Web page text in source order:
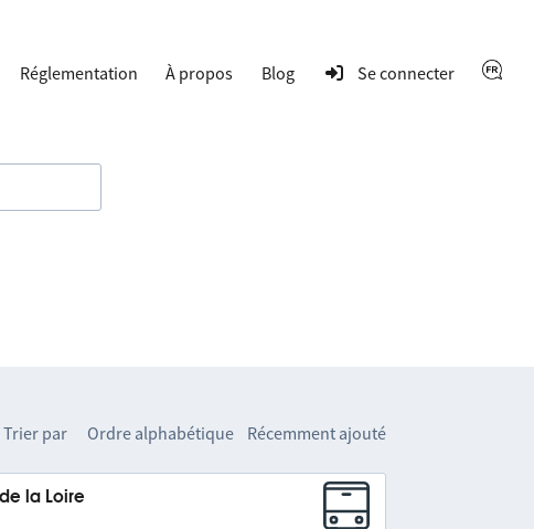
Réglementation À propos Blog Se connecter
Trier par Ordre alphabétique Récemment ajouté
la Loire